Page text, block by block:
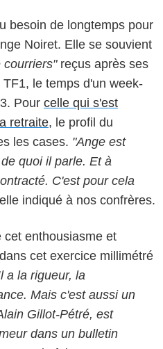
besoin de longtemps pour
Noiret. Elle se souvient
courriers"reçus après ses
le temps d'un week-
Pour celle qui s'est
retraite, le profil du
les cases. "Ange est
quoi il parle. Et à
C'est pour cela
indiqué à nos confrères.
enthousiasme et
cet exercice millimétré
a la rigueur, la
Mais c'est aussi un
Gillot-Pétré, est
dans un bulletin